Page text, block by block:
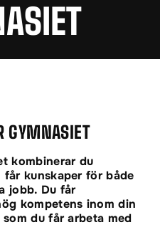
GYMNASIET
kombinerar du
kunskaper för både
jobb. Du får
kompetens inom din
du får arbeta med